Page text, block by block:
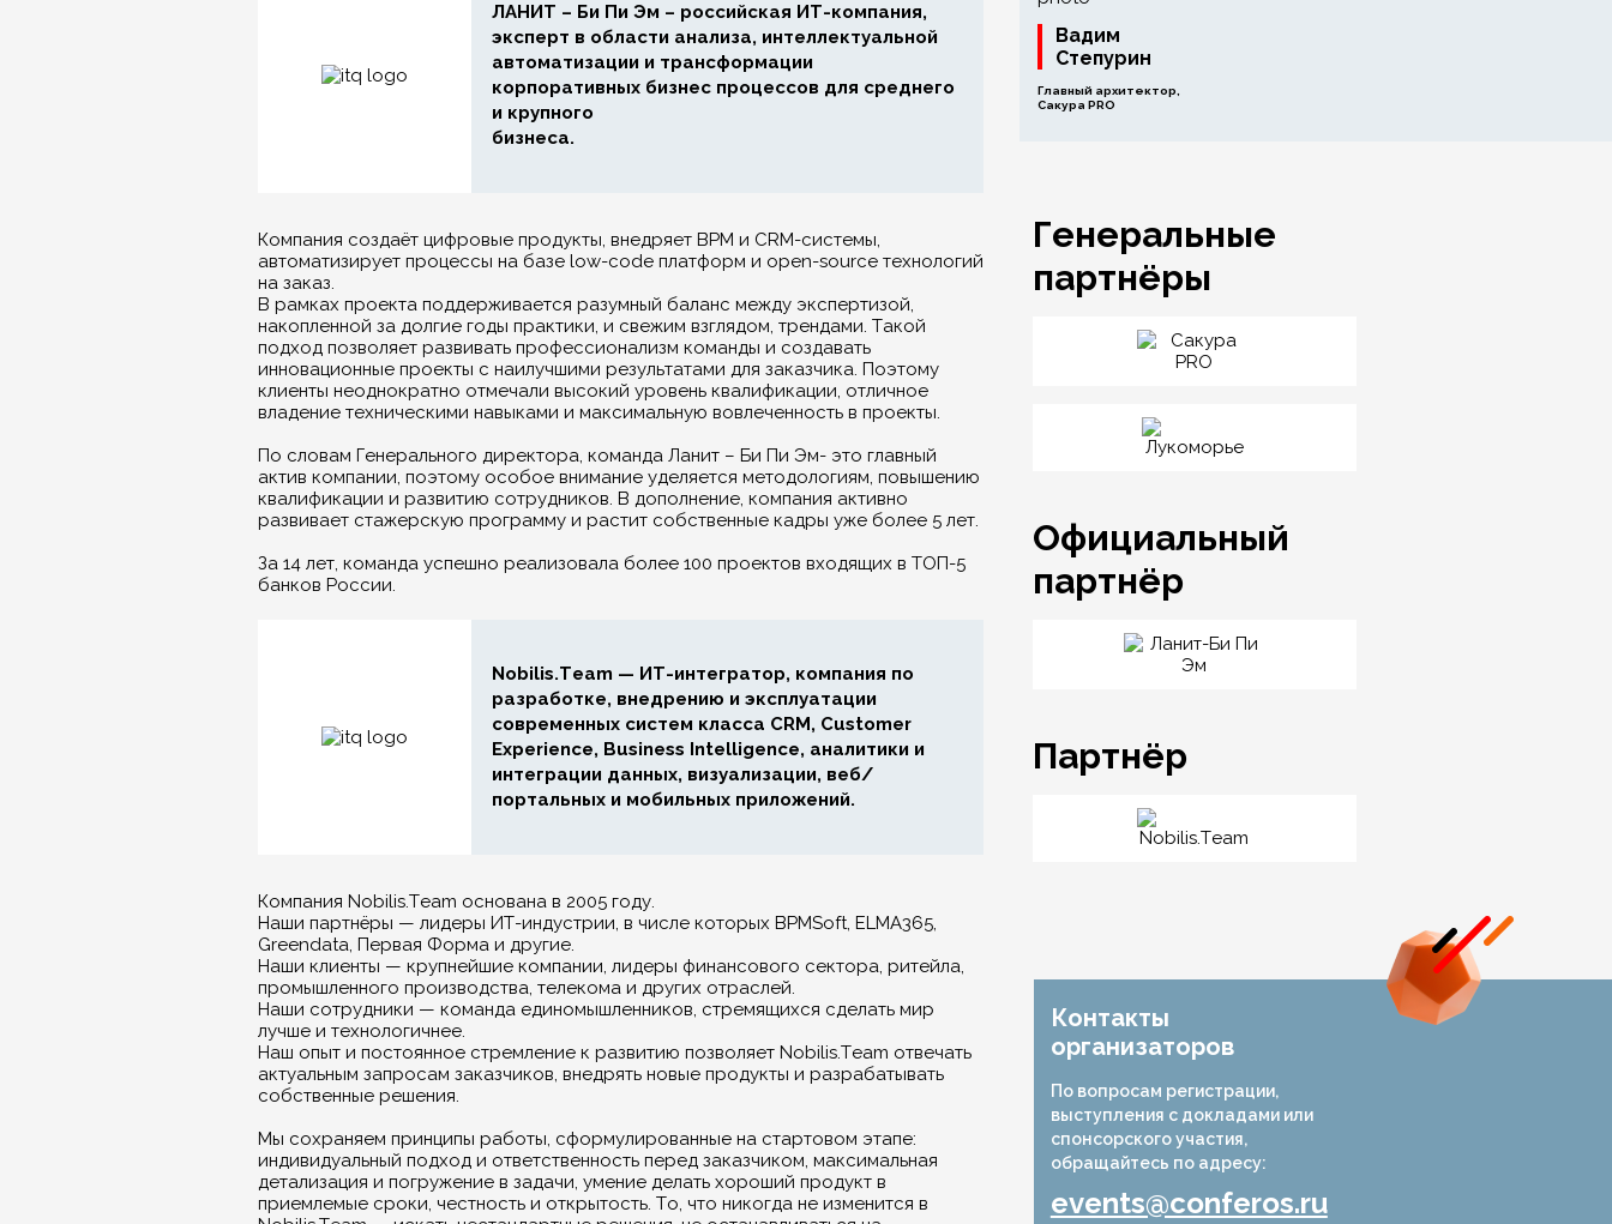
ЛАНИТ – Би Пи Эм – российская ИТ-компания,
эксперт в области анализа, интеллектуальной
автоматизации и трансформации
корпоративных бизнес процессов для среднего
и крупного
бизнеса.
Компания создаёт цифровые продукты, внедряет BPM и CRM-системы,
автоматизирует процессы на базе low-code платформ и open-source технологий
на заказ.
В рамках проекта поддерживается разумный баланс между экспертизой,
накопленной за долгие годы практики, и свежим взглядом, трендами. Такой
подход позволяет развивать профессионализм команды и создавать
инновационные проекты с наилучшими результатами для заказчика. Поэтому
клиенты неоднократно отмечали высокий уровень квалификации, отличное
владение техническими навыками и максимальную вовлеченность в проекты.
По словам Генерального директора, команда Ланит – Би Пи Эм- это главный
актив компании, поэтому особое внимание уделяется методологиям, повышению
квалификации и развитию сотрудников. В дополнение, компания активно
развивает стажерскую программу и растит собственные кадры уже более 5 лет.
За 14 лет, команда успешно реализовала более 100 проектов входящих в ТОП-5
банков России.
Nobilis.Team — ИТ-интегратор, компания по
разработке, внедрению и эксплуатации
современных систем класса CRM, Customer
Experience, Business Intelligence, аналитики и
интеграции данных, визуализации, веб/
портальных и мобильных приложений.
Компания Nobilis.Team основана в 2005 году.
Наши партнёры — лидеры ИТ-индустрии, в числе которых BPMSoft, ELMA365,
Greendata, Первая Форма и другие.
Наши клиенты — крупнейшие компании, лидеры финансового сектора, ритейла,
промышленного производства, телекома и других отраслей.
Наши сотрудники — команда единомышленников, стремящихся сделать мир
лучше и технологичнее.
Наш опыт и постоянное стремление к развитию позволяет Nobilis.Team отвечать
актуальным запросам заказчиков, внедрять новые продукты и разрабатывать
собственные решения.
Мы сохраняем принципы работы, сформулированные на стартовом этапе:
индивидуальный подход и ответственность перед заказчиком, максимальная
детализация и погружение в задачи, умение делать хороший продукт в
приемлемые сроки, честность и открытость. То, что никогда не изменится в
Вадим
Степурин
Главный архитектор,
Сакура PRO
Генеральные
партнёры
Официальный
партнёр
Партнёр
Контакты
организаторов
По вопросам регистрации,
выступления с докладами или
спонсорского участия,
обращайтесь по адресу:
events@conferos.ru